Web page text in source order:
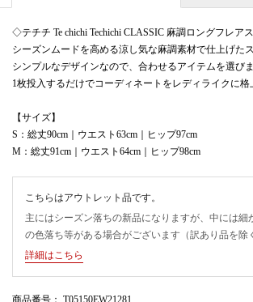
◇テチチ Te chichi Techichi CLASSIC 麻調ロングフレア
シーズンムードを高める涼し気な麻調素材で仕上げたス
シンプルなデザインなので、合わせるアイテムを選びま
1枚投入するだけでコーディネートをレディライクに格
【サイズ】
S：総丈90cm｜ウエスト63cm｜ヒップ97cm
M：総丈91cm｜ウエスト64cm｜ヒップ98cm
こちらはアウトレット品です。
主にはシーズン落ちの新品になりますが、中には細
の色落ち等がある場合がございます（訳あり品を除
詳細はこちら
商品番号 ： T05150EW21281